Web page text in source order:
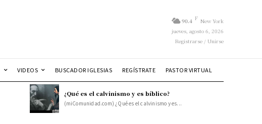
90.4 F New York
jueves, agosto 6, 2026
Registrarse / Unirse
VIDEOS BUSCADOR IGLESIAS REGÍSTRATE PASTOR VIRTUAL
¿Qué es el calvinismo y es bíblico?
(miComunidad.com) ¿Qué es el calvinismo y es...